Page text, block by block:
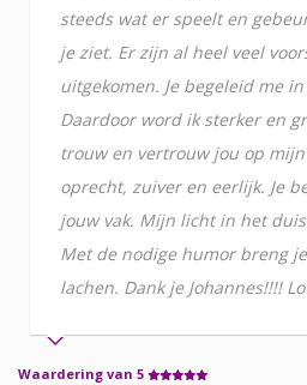
steeds wat er speelt en
je ziet. Er zijn al heel veel
uitgekomen. Je begeleid me
Daardoor word ik sterker en
trouw en vertrouw jou op
oprecht, zuiver en eerlijk. Je
jouw vak. Mijn licht in het
Met de nodige humor breng
lachen. Dank je Johannes!!!!
Waardering van 5